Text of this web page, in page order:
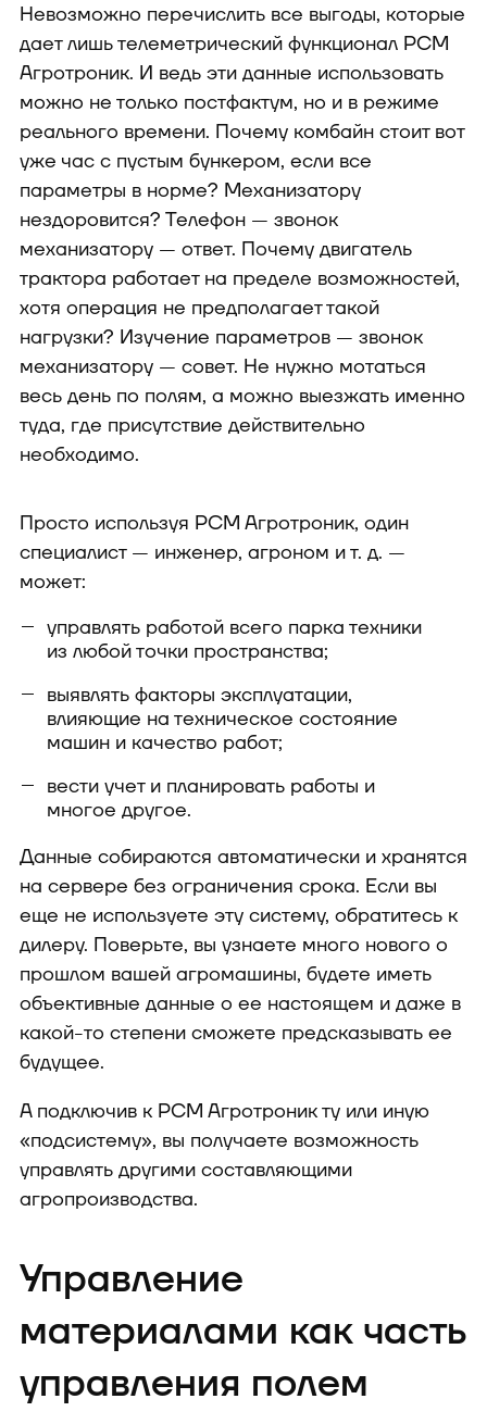
Невозможно перечислить все выгоды, которые
дает лишь телеметрический функционал РСМ
Агротроник. И ведь эти данные использовать
можно не только постфактум, но и в режиме
реального времени. Почему комбайн стоит вот
уже час с пустым бункером, если все
параметры в норме? Механизатору
нездоровится? Телефон — звонок
механизатору — ответ. Почему двигатель
трактора работает на пределе возможностей,
хотя операция не предполагает такой
нагрузки? Изучение параметров — звонок
механизатору — совет. Не нужно мотаться
весь день по полям, а можно выезжать именно
туда, где присутствие действительно
необходимо.
Просто используя РСМ Агротроник, один
специалист — инженер, агроном и т. д. —
может:
управлять работой всего парка техники
из любой точки пространства;
выявлять факторы эксплуатации,
влияющие на техническое состояние
машин и качество работ;
вести учет и планировать работы и
многое другое.
Данные собираются автоматически и хранятся
на сервере без ограничения срока. Если вы
еще не используете эту систему, обратитесь к
дилеру. Поверьте, вы узнаете много нового о
прошлом вашей агромашины, будете иметь
объективные данные о ее настоящем и даже в
какой-то степени сможете предсказывать ее
будущее.
А подключив к РСМ Агротроник ту или иную
«подсистему», вы получаете возможность
управлять другими составляющими
агропроизводства.
Управление
материалами как часть
управления полем